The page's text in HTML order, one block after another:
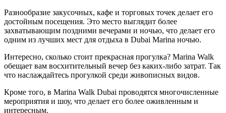
Разнообразие закусочных, кафе и торговых точек делает его
достойным посещения. Это место выглядит более
захватывающим поздними вечерами и ночью, что делает его
одним из лучших мест для отдыха в Dubai Marina ночью.
Интересно, сколько стоит прекрасная прогулка? Marina Walk
обещает вам восхитительный вечер без каких-либо затрат. Так
что наслаждайтесь прогулкой среди живописных видов.
Кроме того, в Marina Walk Dubai проводятся многочисленные
мероприятия и шоу, что делает его более оживленным и
интересным.